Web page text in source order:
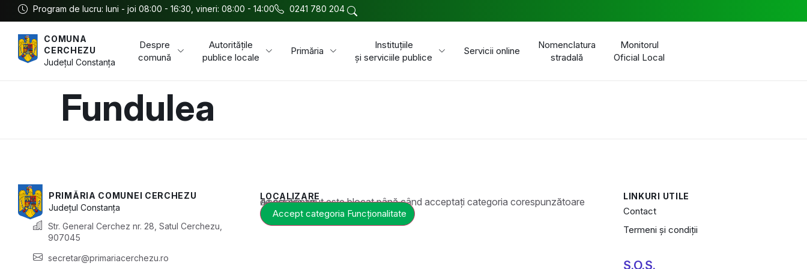
Program de lucru: luni - joi 08:00 - 16:30, vineri: 08:00 - 14:00 0241 780 204
COMUNA
CERCHEZU
JudețulConstanța
Despre
comună
Autoritățile
publice locale
Primăria
Instituțiile
și serviciile publice
Servicii online
Nomenclatura
stradală
Monitorul
Oficial Local
Fundulea
PRIMĂRIA COMUNEI CERCHEZU
JudețulConstanța
Str. General Cerchez nr. 28, Satul Cerchezu,
907045
secretar@primariacerchezu.ro
LOCALIZARE
Acest conținut este blocat până când acceptați categoria corespunzătoare de cookie-uri.
Accept categoria Funcționalitate
LINKURI UTILE
Contact
Termeni și condiții
S.O.S.